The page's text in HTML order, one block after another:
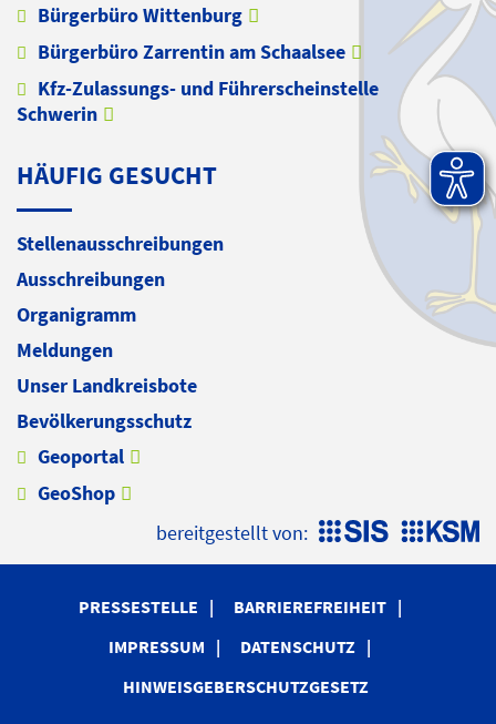
Bürgerbüro Wittenburg
Bürgerbüro Zarrentin am Schaalsee
Kfz-Zulassungs- und Führerscheinstelle
Schwerin
HÄUFIG GESUCHT
Stellenausschreibungen
Ausschreibungen
Organigramm
Meldungen
Unser Landkreisbote
Bevölkerungsschutz
Geoportal
GeoShop
bereitgestellt von:
PRESSESTELLE
BARRIEREFREIHEIT
IMPRESSUM
DATENSCHUTZ
HINWEISGEBERSCHUTZGESETZ